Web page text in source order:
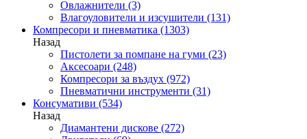
Овлажнители (3)
Влагоуловители и изсушители (131)
Компресори и пневматика (1303)
Назад
Пистолети за помпане на гуми (23)
Аксесоари (248)
Компресори за въздух (972)
Пневматични инструменти (31)
Консумативи (534)
Назад
Диамантени дискове (272)